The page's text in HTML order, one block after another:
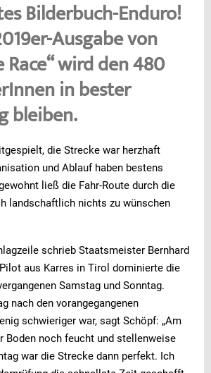
Bilderbuch-Enduro!
Ausgabe von
Race“ wird den 480
in bester
bleiben.
die Strecke war herzhaft
und Ablauf haben bestens
ließ die Fahr-Route durch die
landschaftlich nichts zu wünschen
schrieb Staatsmeister Bernhard
aus Karres in Tirol dominierte die
Samstag und Sonntag.
nach den vorangegangenen
schwieriger war, sagt Schöpf: „Am
Boden noch feucht und stellenweise
war die Strecke dann perfekt. Ich